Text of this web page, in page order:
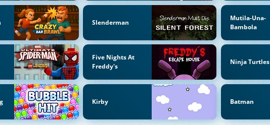
Slenderman
Mutila-Una-
Bambola
Five Nights At
Freddy's
Ninja Turtles
Kirby Batman